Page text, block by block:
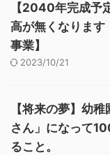
【2040年完成予
高が無くなります
事業】
2023/10/21
【将来の夢】幼
さん」になって
ること。